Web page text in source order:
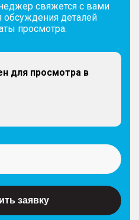
свяжется с вами
деталей
просмотра.
для просмотра в
заявку